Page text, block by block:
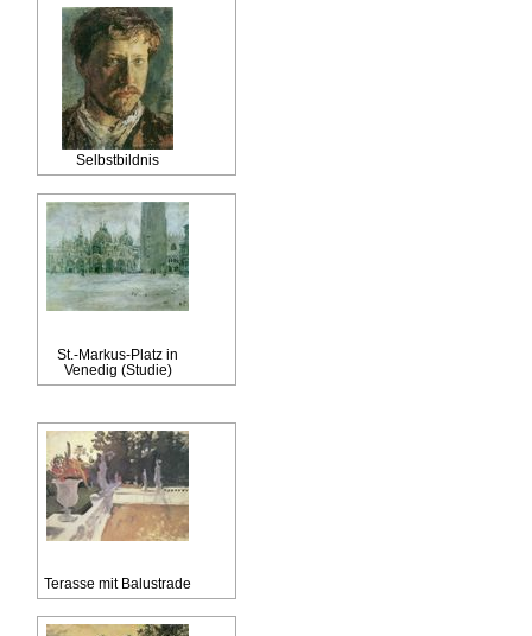
Selbstbildnis
St.-Markus-Platz in
Venedig (Studie)
Terasse mit Balustrade